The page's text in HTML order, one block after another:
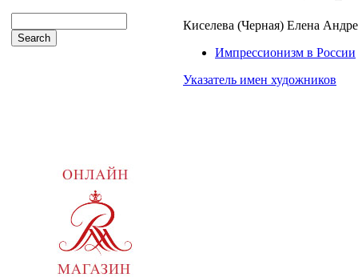
Киселева (Черная) Елена
Импрессионизм в России
Указатель имен художников